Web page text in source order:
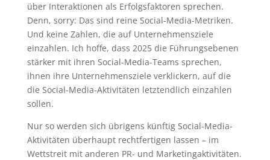
über Interaktionen als Erfolgsfaktoren sprechen.
Denn, sorry: Das sind reine Social-Media-Metriken.
Und keine Zahlen, die auf Unternehmensziele
einzahlen. Ich hoffe, dass 2025 die Führungsebenen
stärker mit ihren Social-Media-Teams sprechen,
ihnen ihre Unternehmensziele verklickern, auf die
die Social-Media-Aktivitäten letztendlich einzahlen
sollen.
Nur so werden sich übrigens künftig Social-Media-
Aktivitäten überhaupt rechtfertigen lassen – im
Wettstreit mit anderen PR- und Marketingaktivitäten.